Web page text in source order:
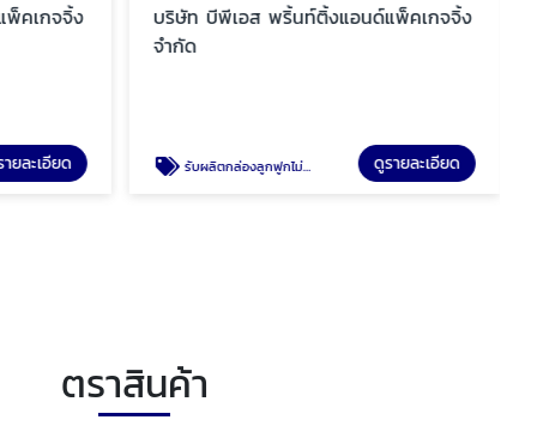
คเกจจิ้ง
ยละเอียด
บริษัท บีพีเอส พริ้นท์ติ้งแอนด์แพ็คเกจจิ้ง
จำกัด
รับผลิตกล่องลูกฟูกไม่มีขั้นต่ำ ดูรายละเอียด
ตราสินค้า